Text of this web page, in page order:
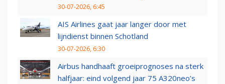
30-07-2026, 6:45
AIS Airlines gaat jaar langer door met
lijndienst binnen Schotland
30-07-2026, 6:30
Airbus handhaaft groeiprognoses na sterk
halfjaar: eind volgend jaar 75 A320neo’s